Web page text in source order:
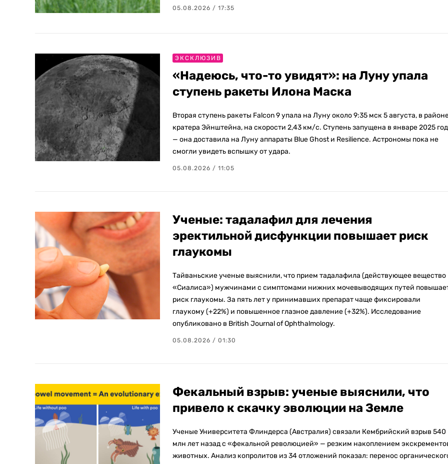
05.08.2026 / 17:35
ЭКСКЛЮЗИВ
«Надеюсь, что-то увидят»: на Луну упала
ступень ракеты Илона Маска
Вторая ступень ракеты Falcon 9 упала на Луну около 9:35 мск 5 августа, в
кратера Эйнштейна, на скорости 2,43 км/с. Ступень запущена в январе 2025
— она доставила на Луну аппараты Blue Ghost и Resilience. Астрономы пока не
смогли увидеть вспышку от удара.
05.08.2026 / 11:05
Ученые: тадалафил для лечения
эректильной дисфункции повышает риск
глаукомы
Тайваньские ученые выяснили, что прием тадалафила (действующее вещество
«Сиалиса») мужчинами с симптомами нижних мочевыводящих путей
риск глаукомы. За пять лет у принимавших препарат чаще фиксировали
глаукому (+22%) и повышенное глазное давление (+32%). Исследование
опубликовано в British Journal of Ophthalmology.
05.08.2026 / 01:30
Фекальный взрыв: ученые выяснили, что
привело к скачку эволюции на Земле
Ученые Университета Флиндерса (Австралия) связали Кембрийский взрыв 540
млн лет назад с «фекальной революцией» — резким накоплением
животных. Анализ копролитов из 34 отложений показал: перенос